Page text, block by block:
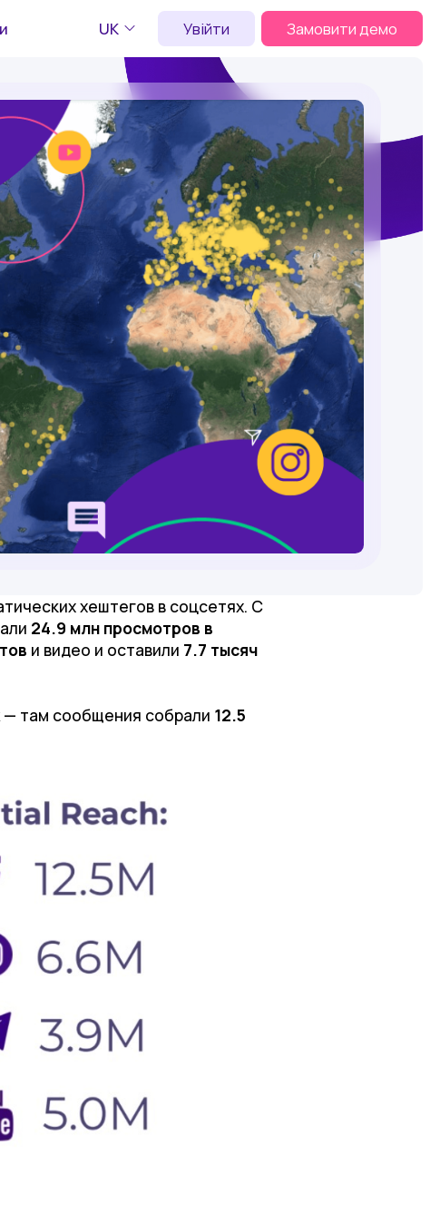
UK Увійти Замовити демо
хештегов в соцсетях. С
24.9 млн просмотров в
и видео и оставили 7.7 тысяч
— там сообщения собрали 12.5